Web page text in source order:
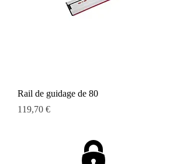
Rail de guidage de 80
Prix
119,70 €